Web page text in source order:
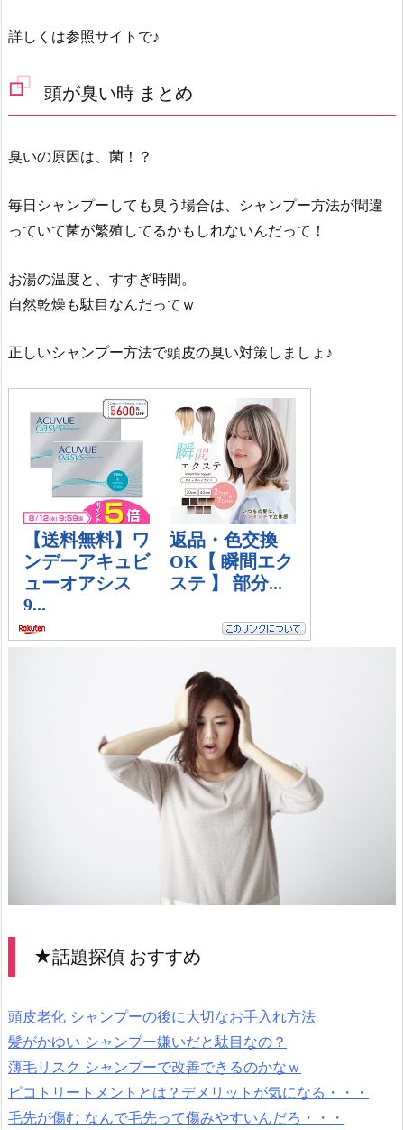
詳しくは参照サイトで♪
頭が臭い時 まとめ
臭いの原因は、菌！？
毎日シャンプーしても臭う場合は、シャンプー方法が間違
っていて菌が繁殖してるかもしれないんだって！
お湯の温度と、すすぎ時間。
自然乾燥も駄目なんだってｗ
正しいシャンプー方法で頭皮の臭い対策しましょ♪
★話題探偵 おすすめ
頭皮老化 シャンプーの後に大切なお手入れ方法
髪がかゆい シャンプー嫌いだと駄目なの？
薄毛リスク シャンプーで改善できるのかなｗ
ピコトリートメントとは？デメリットが気になる・・・
毛先が傷む なんで毛先って傷みやすいんだろ・・・